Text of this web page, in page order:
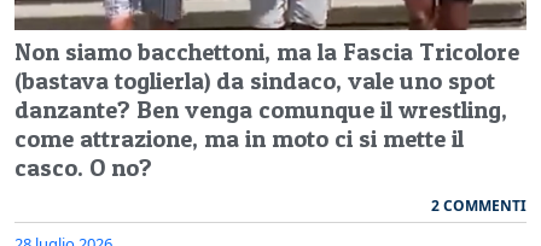
Non siamo bacchettoni, ma la Fascia Tricolore
(bastava toglierla) da sindaco, vale uno spot
danzante? Ben venga comunque il wrestling,
come attrazione, ma in moto ci si mette il
casco. O no?
2 COMMENTI